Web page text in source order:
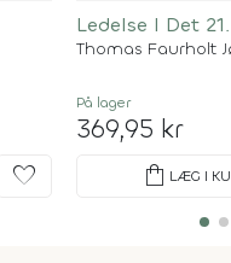
favorite
Ledelse I Det
Thomas Faurholt
På lager
369,95 kr
shopping_bag LÆG I